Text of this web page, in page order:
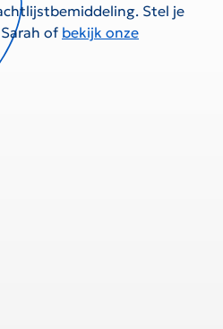
Stel je
of bekijk onze